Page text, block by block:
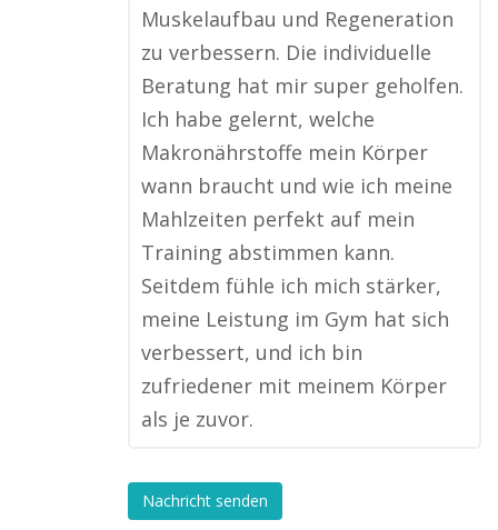
Muskelaufbau und Regeneration
zu verbessern. Die individuelle
Beratung hat mir super geholfen.
Ich habe gelernt, welche
Makronährstoffe mein Körper
wann braucht und wie ich meine
Mahlzeiten perfekt auf mein
Training abstimmen kann.
Seitdem fühle ich mich stärker,
meine Leistung im Gym hat sich
verbessert, und ich bin
zufriedener mit meinem Körper
als je zuvor.
Nachricht senden